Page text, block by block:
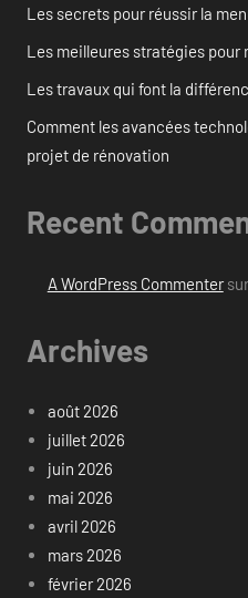
Les secrets pour réussir la
Les meilleures stratégies pour
Les travaux qui font la
Comment les avancées
projet de rénovation
Recent
A WordPress Commentersur
Archives
août 2026
juillet 2026
juin 2026
mai 2026
avril 2026
mars 2026
février 2026